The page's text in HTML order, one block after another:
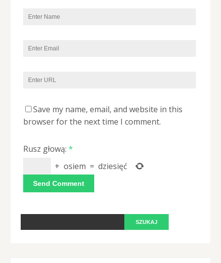
Save my name, email, and website in this
browser for the next time I comment.
Rusz głową: *
+ osiem = dziesięć